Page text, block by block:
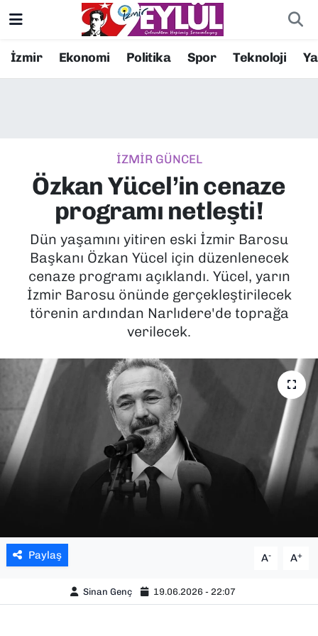
İzmir Ekonomi Politika Spor Teknoloji
İZMİR GÜNCEL
Özkan Yücel’in cenaze
programı netleşti!
Dün yaşamını yitiren eski İzmir Barosu
Başkanı Özkan Yücel için düzenlenecek
cenaze programı açıklandı. Yücel, yarın
İzmir Barosu önünde gerçekleştirilecek
törenin ardından Narlıdere'de toprağa
verilecek.
Paylaş A- A+
Sinan Genç 19.06.2026 - 22:07
Resmi İlanlar
EKONOMİ
KÜLTÜR SANAT
MAGAZİN
POLİTİKA
SPOR
TEKNOLOJİ
YEREL YÖNETİMLER
Konak Nöbetçi Eczaneler
Süper Lig Puan Durumu ve Fikstür
Tüm Manşetler
Son Dakika Haberleri
Haber Arşivi